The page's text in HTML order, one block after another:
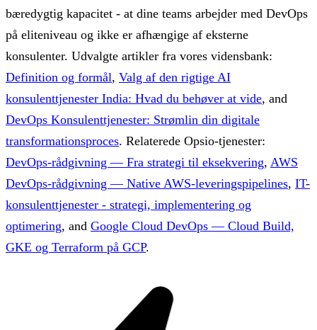
bæredygtig kapacitet - at dine teams arbejder med DevOps
på eliteniveau og ikke er afhængige af eksterne
konsulenter. Udvalgte artikler fra vores vidensbank:
Definition og formål, Valg af den rigtige AI
konsulenttjenester India: Hvad du behøver at vide, and
DevOps Konsulenttjenester: Strømlin din digitale
transformationsproces. Relaterede Opsio-tjenester:
DevOps-rådgivning — Fra strategi til eksekvering, AWS
DevOps-rådgivning — Native AWS-leveringspipelines, IT-
konsulenttjenester - strategi, implementering og
optimering, and Google Cloud DevOps — Cloud Build,
GKE og Terraform på GCP.